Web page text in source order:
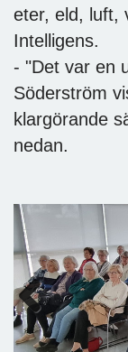
eter, eld, luft,
Intelligens.
- "Det var en
Söderström
klargörande
nedan.
Previous